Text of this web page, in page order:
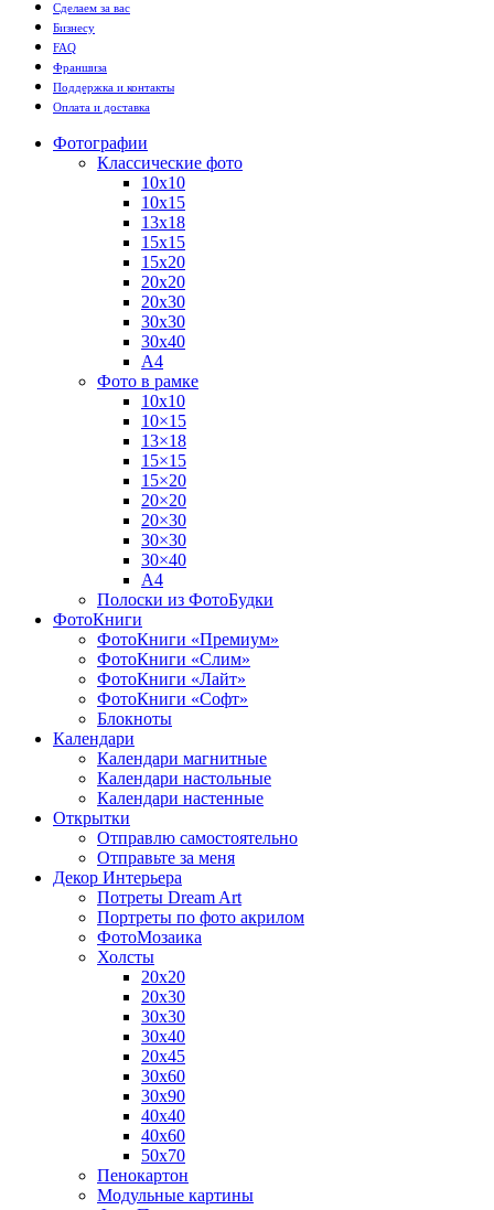
Сделаем за вас
Бизнесу
FAQ
Франшиза
Поддержка и контакты
Оплата и доставка
Фотографии
Классические фото
10х10
10х15
13х18
15х15
15х20
20х20
20х30
30х30
30х40
А4
Фото в рамке
10х10
10×15
13×18
15×15
15×20
20×20
20×30
30×30
30×40
A4
Полоски из ФотоБудки
ФотоКниги
ФотоКниги «Премиум»
ФотоКниги «Слим»
ФотоКниги «Лайт»
ФотоКниги «Софт»
Блокноты
Календари
Календари магнитные
Календари настольные
Календари настенные
Открытки
Отправлю самостоятельно
Отправьте за меня
Декор Интерьера
Потреты Dream Art
Портреты по фото акрилом
ФотоМозаика
Холсты
20х20
20х30
30х30
30х40
20х45
30х60
30х90
40х40
40х60
50х70
Пенокартон
Модульные картины